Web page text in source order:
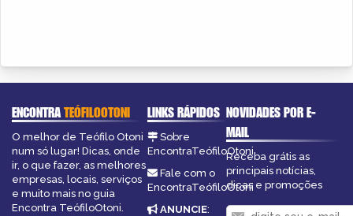
ENCONTRATEÓFILOOTONI
O melhor de Teófilo Otoni
num só lugar! Dicas, onde
ir, o que fazer, as melhores
empresas, locais, serviços
e muito mais no guia
Encontra TeófiloOtoni.
LINKS RÁPIDOS
Sobre
EncontraTeófiloOtoni
Fale com o
EncontraTeófiloOtoni
ANUNCIE:
NOVIDADES POR E-
MAIL
Receba grátis as
principais notícias,
dicas e promoções